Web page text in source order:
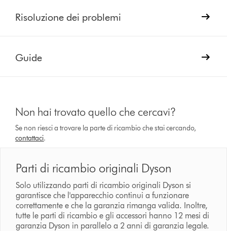
Risoluzione dei problemi
Guide
Non hai trovato quello che cercavi?
Se non riesci a trovare la parte di ricambio che stai cercando,
contattaci.
Parti di ricambio originali Dyson
Solo utilizzando parti di ricambio originali Dyson si
garantisce che l'apparecchio continui a funzionare
correttamente e che la garanzia rimanga valida. Inoltre,
tutte le parti di ricambio e gli accessori hanno 12 mesi di
garanzia Dyson in parallelo a 2 anni di garanzia legale.